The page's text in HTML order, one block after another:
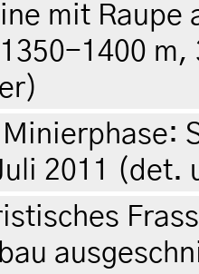
mit Raupe
1400
Minierphase:
2011 (det.